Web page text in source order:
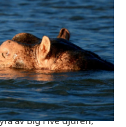
National Park får du
Här finns elefanter,
av Big Five djuren,